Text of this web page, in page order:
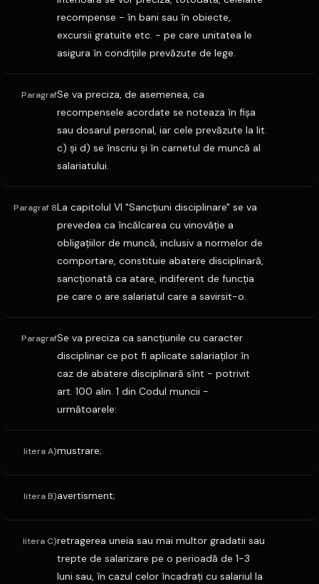
recompense - în bani sau în obiecte,
excursii gratuite etc. - pe care unitatea le
asigura în condiţiile prevăzute de lege.
ParagrafSe va preciza, de asemenea, ca
recompensele acordate se noteaza în fişa
sau dosarul personal, iar cele prevăzute la lit.
c) şi d) se înscriu şi în carnetul de muncă al
salariatului.
Paragraf 8La capitolul VI "Sancţiuni disciplinare" se va
prevedea ca încălcarea cu vinovăţie a
obligaţiilor de muncă, inclusiv a normelor de
comportare, constituie abatere disciplinară,
sancţionată ca atare, indiferent de funcţia
pe care o are salariatul care a savirsit-o.
ParagrafSe va preciza ca sancţiunile cu caracter
disciplinar ce pot fi aplicate salariaţilor în
caz de abatere disciplinară sînt - potrivit
art. 100 alin. 1 din Codul muncii -
următoarele:
litera A)mustrare;
litera B)avertisment;
litera C)retragerea uneia sau mai multor gradatii sau
trepte de salarizare pe o perioadă de 1-3
luni sau, în cazul celor încadraţi cu salariul la